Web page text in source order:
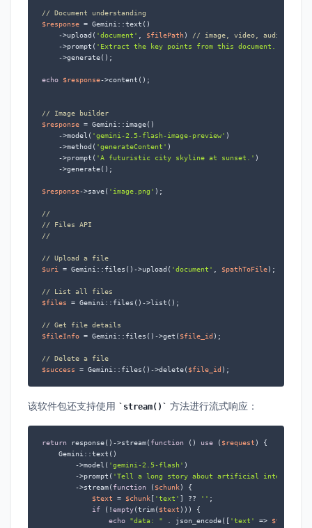
// Document understanding
$response = Gemini::text()
    ->upload(
'document' $filePath)
// image, video, audio,
    ->prompt(
'Extract the key points from this document.'
    ->generate();
echo $response->content();
// Image builder
$response = Gemini::image()
    ->model(
'gemini-2.5-flash-image-preview' )
    ->method(
'generateContent' )
    ->prompt(
'A futuristic city skyline at sunset.' )
    ->generate();
$response->save( 'image.png' );
//
// Files API
//
// Upload a file
$uri
= Gemini::files()->upload( 'document' $pathToFile);
// List all files
$files = Gemini::files()->list();
// Get file details
$fileInfo = Gemini::files()->get( $file_id );
// Delete a file
$success = Gemini::files()->delete( $file_id );
该软件包还支持使用 stream() 方法进行流式响应：
return response()->stream( function ( ) use ( $request )
{
    Gemini::text()
        ->model(
'gemini-2.5-flash' )
        ->prompt(
'Tell a long story about artificial
        ->stream(
function ( $chunk)
{
$text = $chunk[ 'text' ] ?? '' ;
if (!empty(trim( $text ))) {
echo
"data: " . json_encode([ 'text' => $text